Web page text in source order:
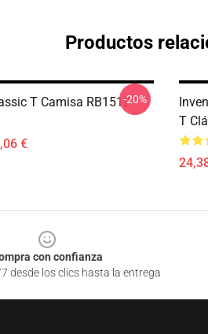
Productos
T Camisa RB1512
€
-20%
T
con confianza
desde los clics hasta la entrega